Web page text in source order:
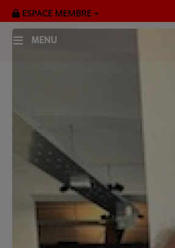
ESPACE MEMBRE
MENU
CK RADIO Line-up
PODCASTS
Cultur'Ciné - Jean Meurice
CONCOURS